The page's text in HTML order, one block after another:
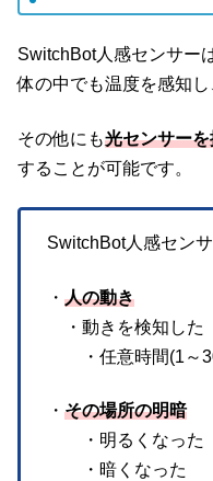
SwitchBot人感センサーは
体の中でも温度を感知し
その他にも光センサー
することが可能です。
SwitchBot人感セン
・ 人の動き
・動きを検知した
・任意時間(1～30
・ その場所の明暗
・明るくなった
・暗くなった